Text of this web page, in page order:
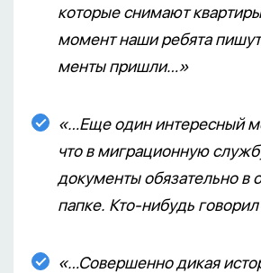
которые снимают
момент наши ребята
менты пришли…»
«…Еще один интересный
что в миграционную
документы обязательно в
папке. Кто-нибудь
«…Совершенно дикая